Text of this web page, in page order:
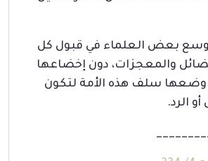
بعض العلماء في قبول كل
والمعجزات، دون إخضاعها
وضعها سلف هذه الأمة لتكون
الرد.